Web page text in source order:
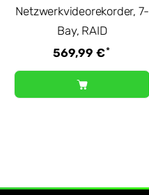
Netzwerkvideorekorder, 7-
Bay, RAID
569,99 €*